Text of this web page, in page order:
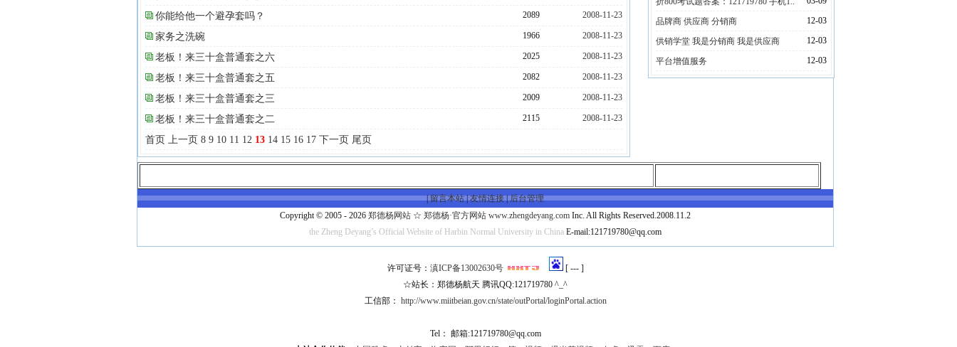
2008-11-23
2089
你能给他一个避孕套吗？
2008-11-23
1966
家务之洗碗
2008-11-23
2025
老板！来三十盒普通套之六
2008-11-23
2082
老板！来三十盒普通套之五
2008-11-23
2009
老板！来三十盒普通套之三
2008-11-23
2115
老板！来三十盒普通套之二
首页 上一页 8 9 10 11 12 13 14 15 16 17 下一页 尾页
12-03
品牌商 供应商 分销商
12-03
供销学堂 我是分销商 我是供应商
12-03
平台增值服务
|留言本站|友情连接|后台管理
Copyright © 2005 - 2026 郑德杨网站 ☆ 郑德杨·官方网站 www.zhengdeyang.com Inc. All Rights Reserved.2008.11.2
the Zheng Deyang’s Official Website of Harbin Normal University in China E-mail:121719780@qq.com
许可证号： 滇ICP备13002630号 [ --- ]
☆站长：郑德杨航天 腾讯QQ:121719780 ^_^
工信部： http://www.miitbeian.gov.cn/state/outPortal/loginPortal.action
Tel： 邮箱:121719780@qq.com